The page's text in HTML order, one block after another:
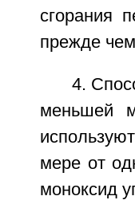
сгорания
прежде
4.
меньшей
мере от
моноксид